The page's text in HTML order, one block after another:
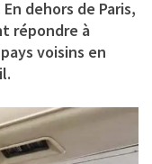
dehors de Paris,
répondre à
voisins en